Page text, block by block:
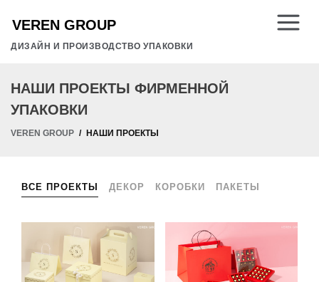
ДИЗАЙН И ПРОИЗВОДСТВО УПАКОВКИ
НАШИ ПРОЕКТЫ ФИРМЕННОЙ
УПАКОВКИ
VEREN GROUP НАШИ ПРОЕКТЫ
ВСЕ ПРОЕКТЫ ДЕКОР КОРОБКИ ПАКЕТЫ
УПАКОВКА ДЛЯ
ДЕСЕРТОВ STELLA
SWEETS
УПАКОВКА ДЛЯ
КОНФЕТ И
ШОКОЛАДА